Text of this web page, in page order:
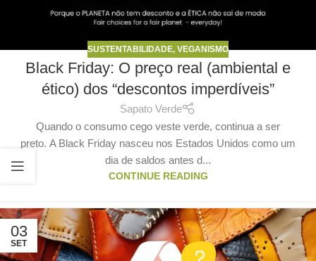
SUSTENTABILIDADE, VEGANISMO
Black Friday: O preço real (ambiental e
ético) dos “descontos imperdíveis”
Sapato Verde
Quando o consumo cego veste verde, continua a ser
preto. A Black Friday nasceu nos Estados Unidos como um
dia de saldos antes d...
CONTINUE READING
03
SET